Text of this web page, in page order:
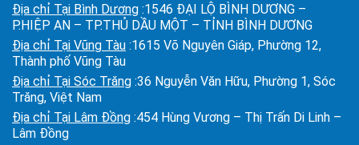
Địa chỉ Tại Bình Dương :1546 ĐẠI LỘ BÌNH DƯƠNG –
P.HIỆP AN – TP.THỦ DẦU MỘT – TỈNH BÌNH DƯƠNG
Địa chỉ Tại Vũng Tàu :1615 Võ Nguyên Giáp, Phường 12,
Thành phố Vũng Tàu
Địa chỉ Tại Sóc Trăng :36 Nguyễn Văn Hữu, Phường 1, Sóc
Trăng, Việt Nam
Địa chỉ Tại Lâm Đồng :454 Hùng Vương – Thị Trấn Di Linh –
Lâm Đồng